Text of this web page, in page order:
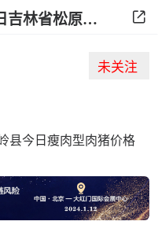
2019年11月12日吉林省松原市长岭县今日生猪价格
未关注
县今日瘦肉型肉猪价格